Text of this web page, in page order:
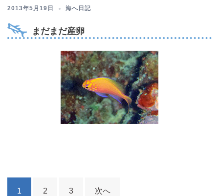
2013年5月19日 海へ日記
まだまだ産卵
1 2 3 次へ